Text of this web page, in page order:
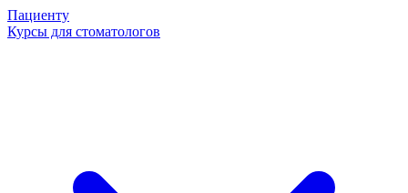
Пациенту
Курсы для стоматологов